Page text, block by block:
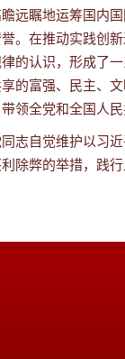
远瞩地运筹国内
。在推动实践创
的认识，形成了
的富强、民主、
领全党和全国人民
志自觉维护以习
除弊的举措，践